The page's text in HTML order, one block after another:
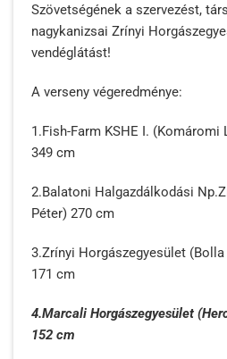
Szövetségének a szervezést,
nagykanizsai Zrínyi
vendéglátást!
A verseny végeredménye:
1.Fish-Farm KSHE I. (Komáromi
349 cm
2.Balatoni Halgazdálkodási
Péter) 270 cm
3.Zrínyi Horgászegyesület
171 cm
4.Marcali Horgászegyesület
152 cm